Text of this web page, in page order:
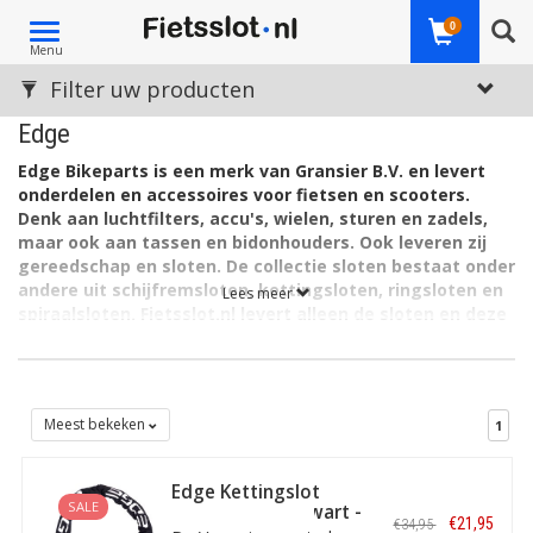
Toggle
navigation
Menu
0
Edge
Edge Bikeparts is een merk van Gransier B.V. en levert
onderdelen en accessoires voor fietsen en scooters.
Denk aan luchtfilters, accu's, wielen, sturen en zadels,
maar ook aan tassen en bidonhouders. Ook leveren zij
gereedschap en sloten. De collectie sloten bestaat onder
andere uit schijfremsloten, kettingsloten, ringsloten en
komt bijna vanzelf naar Edge toe, door het dagelijkse intensieve
netwerk waartoe het behoort als onderdeel van groothandel
veelvuldig rechtstreeks contact met klanten in de vakhandel, is
Gransier in staat om snel en adequaat te werken aan het
Lees meer
Filter uw producten
Meest bekeken 1
SALE
Edge Kettingslot
Varno 100 cm Zwart -
€34,95 €21,95